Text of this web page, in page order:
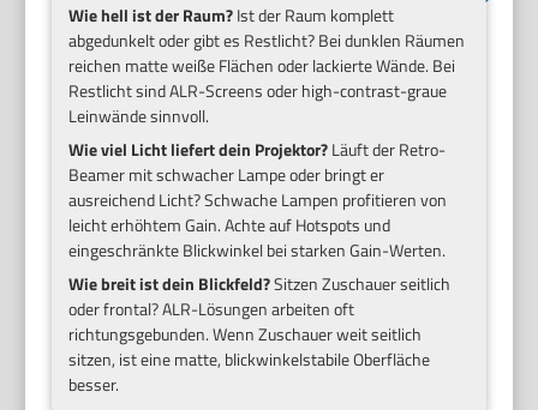
Wie hell ist der Raum?Ist der Raum komplett
abgedunkelt oder gibt es Restlicht? Bei dunklen Räumen
reichen matte weiße Flächen oder lackierte Wände. Bei
Restlicht sind ALR-Screens oder high-contrast-graue
Leinwände sinnvoll.
Wie viel Licht liefert dein Projektor?Läuft der Retro-
Beamer mit schwacher Lampe oder bringt er
ausreichend Licht? Schwache Lampen profitieren von
leicht erhöhtem Gain. Achte auf Hotspots und
eingeschränkte Blickwinkel bei starken Gain-Werten.
Wie breit ist dein Blickfeld?Sitzen Zuschauer seitlich
oder frontal? ALR-Lösungen arbeiten oft
richtungsgebunden. Wenn Zuschauer weit seitlich
sitzen, ist eine matte, blickwinkelstabile Oberfläche
besser.